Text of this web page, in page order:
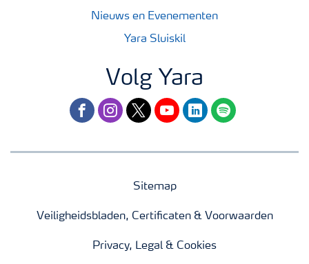
Nieuws en Evenementen
Yara Sluiskil
Volg Yara
facebookinstagram
twitteryoutubelinkedinspotify
Sitemap
Veiligheidsbladen, Certificaten & Voorwaarden
Privacy, Legal & Cookies